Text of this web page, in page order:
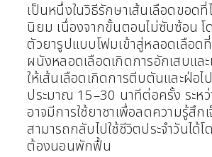
เป็นหนึ่งในวิธีรักษาเส้นเลือดขอดที่
นิยม เนื่องจากขั้นตอนไม่ซับซ้อน
ตัวยารูปแบบโฟมเข้าสู่หลอดเลือ
ผนังหลอดเลือดเกิดการอักเสบแล
ให้เส้นเลือดเกิดการตีบตันและฝ่อไ
ประมาณ 15–30 นาทีต่อครั้ง ระห
อาจมีการใช้ยาชาเพื่อลดความรู้สึก
สามารถกลับไปใช้ชีวิตประจำวันได้โ
ต้องนอนพักฟื้น